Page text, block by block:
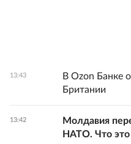
13:43
В Ozon Банке
Британии
13:42
Молдавия
НАТО. Что это